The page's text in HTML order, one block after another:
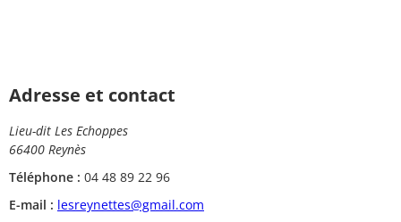
Adresse et contact
Lieu-dit Les Echoppes
66400 Reynès
Téléphone : 04 48 89 22 96
E-mail : lesreynettes@gmail.com